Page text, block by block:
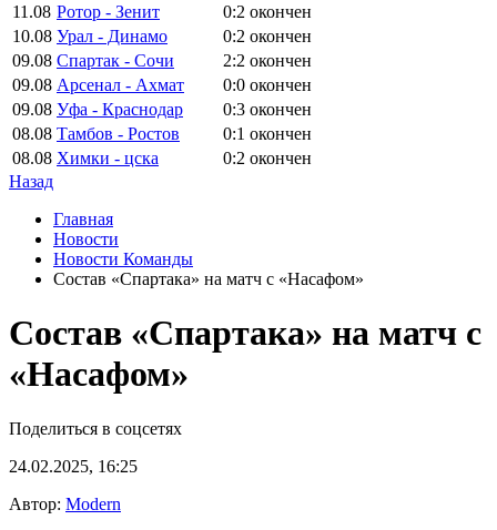
11.08 Ротор - Зенит 0:2 окончен
10.08 Урал - Динамо 0:2 окончен
09.08 Спартак - Сочи 2:2 окончен
09.08 Арсенал - Ахмат 0:0 окончен
09.08 Уфа - Краснодар 0:3 окончен
08.08 Тамбов - Ростов 0:1 окончен
08.08 Химки - цска 0:2 окончен
Назад
Главная
Новости
Новости Команды
Состав «Спартака» на матч с «Насафом»
Состав «Спартака» на матч с
«Насафом»
Поделиться в соцсетях
24.02.2025, 16:25
Автор: Modern